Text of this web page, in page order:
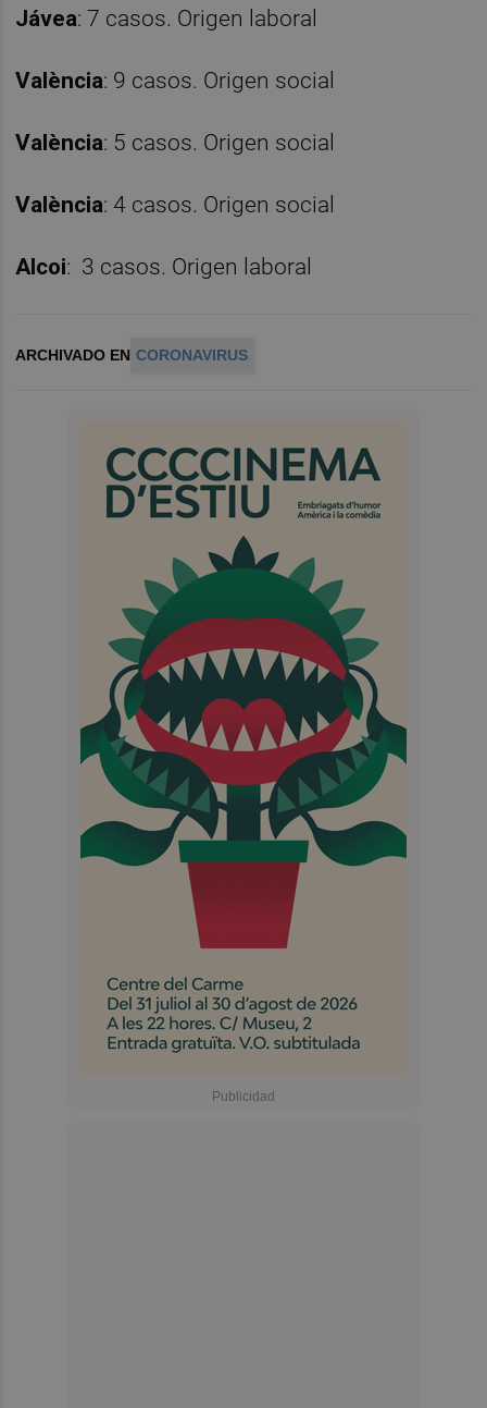
Jávea: 7 casos. Origen laboral
València: 9 casos. Origen social
València: 5 casos. Origen social
València: 4 casos. Origen social
Alcoi: 3 casos. Origen laboral
ARCHIVADO EN CORONAVIRUS